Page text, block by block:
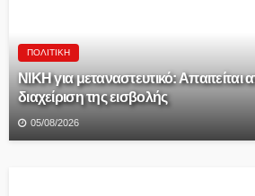
ΠΟΛΙΤΙΚΉ
ΝΙΚΗ για μεταναστευτικό: Απαιτείται
διαχείριση της εισβολής
05/08/2026